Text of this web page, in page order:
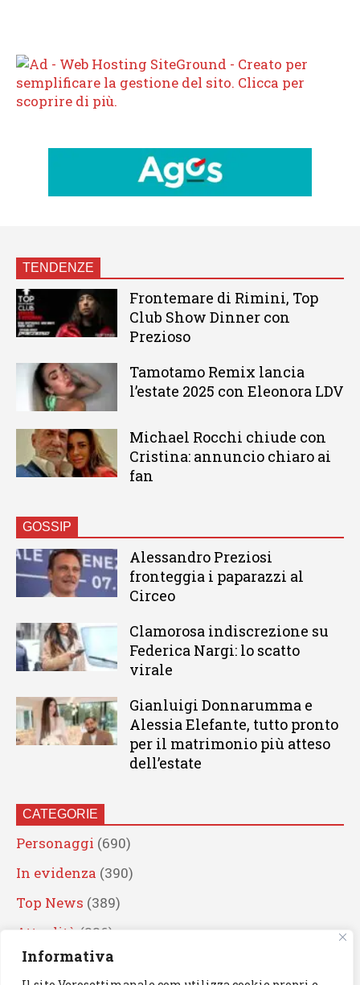
Informativa
TENDENZE
Frontemare di Rimini, Top
Club Show Dinner con
Prezioso
Tamotamo Remix lancia
l’estate 2025 con Eleonora LDV
Michael Rocchi chiude con
Cristina: annuncio chiaro ai
fan
GOSSIP
Alessandro Preziosi
fronteggia i paparazzi al
Circeo
Clamorosa indiscrezione su
Federica Nargi: lo scatto
virale
Gianluigi Donnarumma e
Alessia Elefante, tutto pronto
per il matrimonio più atteso
dell’estate
CATEGORIE
Personaggi (690)
In evidenza (390)
Top News (389)
Attualità (336)
Eventi(330)